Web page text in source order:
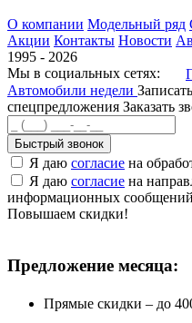
О компании Модельный ряд
Акции Контакты Новости
1995 - 2026
Мы в социальных сетях:
Автомобили недели
спецпредложения Заказать
Быстрый звонок
Я даю согласие на
Я даю согласие на
информационных сообщений
Повышаем скидки!
Предложение месяца:
Прямые скидки – до